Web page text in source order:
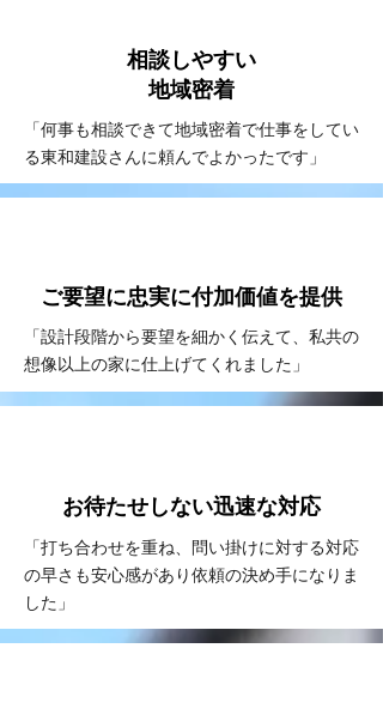
相談しやすい
​地域密着
「何事も相談できて地域密着で仕事をしてい
る東和建設さんに頼んでよかったです」
ご要望に忠実に付加価値を提供
「設計段階から要望を細かく伝えて、私共の
想像以上の家に仕上げてくれました」
お待たせしない​迅速な対応
「打ち合わせを重ね、問い掛けに対する対応
の早さも安心感があり依頼の決め手になりま
した」